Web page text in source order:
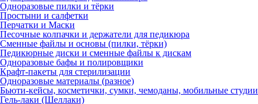
Одноразовые пилки и тёрки
Простыни и салфетки
Перчатки и Маски
Песочные колпачки и держатели для педикюра
Cменные файлы и основы (пилки, тёрки)
Педикюрные диски и сменные файлы к дискам
Одноразовые бафы и полировщики
Крафт-пакеты для стерилизации
Одноразовые материалы (разное)
Бьюти-кейсы, косметички, сумки, чемоданы, мобильные студии
Гель-лаки (Шеллаки)